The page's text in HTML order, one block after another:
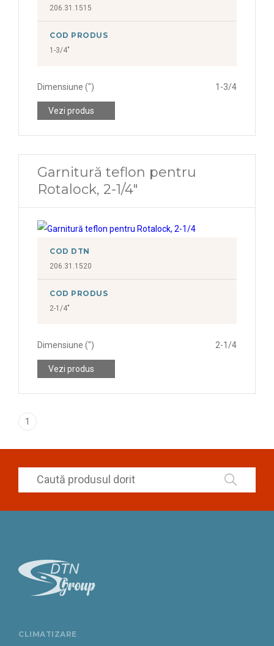
206.31.1515
COD PRODUS
1-3/4"
Dimensiune (") 1-3/4
Vezi produs
Garnitură teflon pentru
Rotalock, 2-1/4"
COD DTN
206.31.1520
COD PRODUS
2-1/4"
Dimensiune (") 2-1/4
Vezi produs
1
CLIMATIZARE